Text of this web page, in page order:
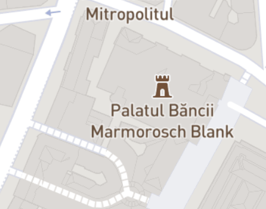
Nerecomandat persoanelor sub 16 ani.